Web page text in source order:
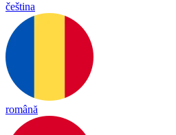
čeština
română